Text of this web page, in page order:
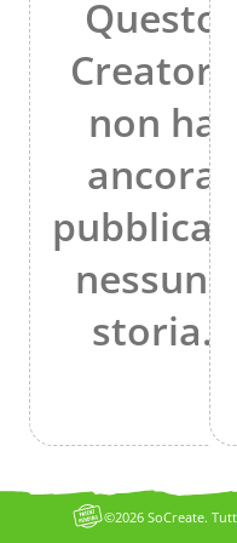
Questo
Creatore
non ha
ancora
pubblicato
nessuna
storia.
©2026 SoCreate.